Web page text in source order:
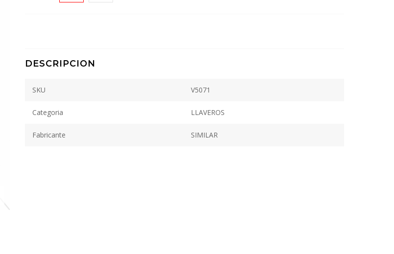
DESCRIPCION
SKU V5071
Categoria LLAVEROS
Fabricante SIMILAR